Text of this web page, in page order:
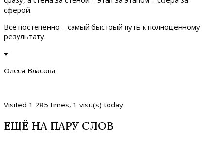
сферой.
Все постепенно – самый быстрый путь к полноценному
результату.
♥
Олеся Власова
Visited 1 285 times, 1 visit(s) today
ЕЩЁ НА ПАРУ СЛОВ